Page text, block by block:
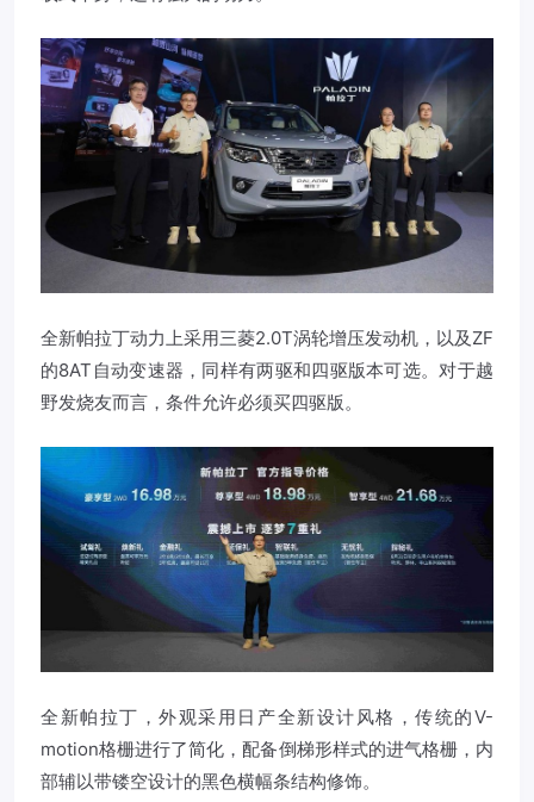
全新帕拉丁动力上采用三菱2.0T涡轮增压发动机，以及ZF
的8AT自动变速器，同样有两驱和四驱版本可选。对于越
野发烧友而言，条件允许必须买四驱版。
全新帕拉丁，外观采用日产全新设计风格，传统的V-
motion格栅进行了简化，配备倒梯形样式的进气格栅，内
部辅以带镂空设计的黑色横幅条结构修饰。